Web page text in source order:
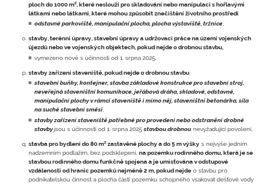
ploch do 1000 m², které neslouží pro skladování nebo manipulaci s hořlavými
látkami nebo látkami, které mohou způsobit znečištění životního prostředí
odstavné parkoviště, manipulační plocha, plocha výstaviště, tržnice
stavby, terénní úpravy, stavební úpravy a udržovací práce na území vojenských
újezdů nebo ve vojenských objektech, pokud nejde o drobnou stavbu,
vymezeno nově s účinností od 1. srpna 2025,
stavby zařízení staveniště, pokud nejde o drobnou stavbu
stavební buňky, kontejner, stavba základové konstrukce pro stavební stroj,
neveřejná staveništní komunikace, jeřábová dráha, skladové, odstavné,
manipulační plochy v rámci staveniště i mimo něj, staveništní betonárka, sila
na suché stavební směsi
stavby zařízení staveniště potřebné pro provedení nebo odstranění drobné
stavbyjsou s účinností od 1. srpna 2025 stavbou drobnou nevyžadující povolení,
stavba pro bydlení do 80 m² zastavěné plochy a do 5 m výšky s nejvýše jedním
nadzemním podlažím, bez podsklepení, na pozemku rodinného domu, která je se
stavbou rodinného domu funkčně spojena a je umisťována v odstupové
vzdálenosti od hranic pozemků nejméně 2 m, pokud nejde o stavbu pro
podnikatelskou činnost a plocha části pozemku schopného vsakovat dešťové vody